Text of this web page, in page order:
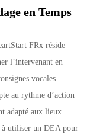
en Temps
FRx réside
l’intervenant en
vocales
au rythme d’action
adapté aux lieux
à utiliser un DEA pour